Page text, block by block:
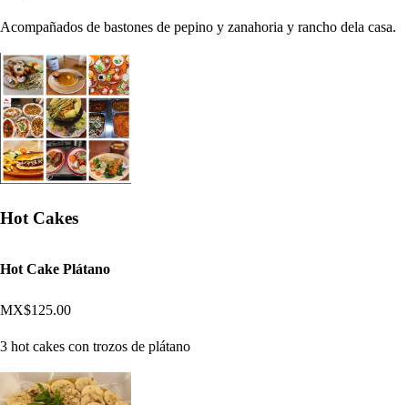
Acompañados de bastones de pepino y zanahoria y rancho dela casa.
Hot Cakes
Hot Cake Plátano
MX$125.00
3 hot cakes con trozos de plátano